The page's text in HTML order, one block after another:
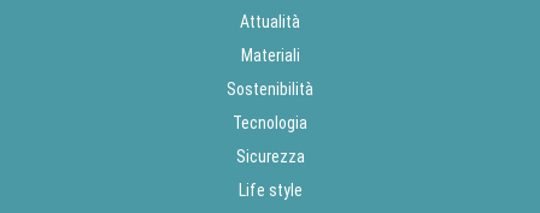
Attualità
Materiali
Sostenibilità
Tecnologia
Sicurezza
Life style